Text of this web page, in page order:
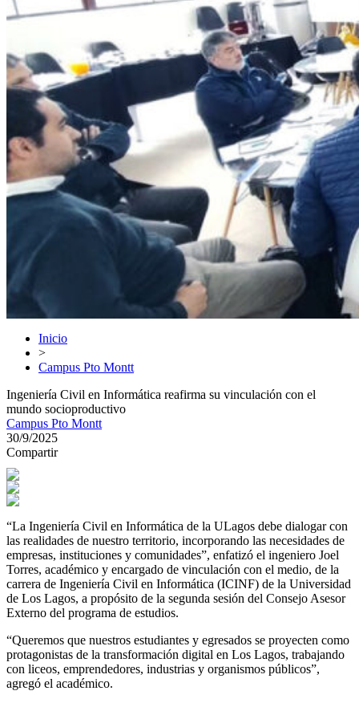
Inicio
>
Campus Pto Montt
Ingeniería Civil en Informática reafirma su vinculación con el
mundo socioproductivo
Campus Pto Montt
30/9/2025
Compartir
“La Ingeniería Civil en Informática de la ULagos debe dialogar con
las realidades de nuestro territorio, incorporando las necesidades de
empresas, instituciones y comunidades”, enfatizó el ingeniero Joel
Torres, académico y encargado de vinculación con el medio, de la
carrera de Ingeniería Civil en Informática (ICINF) de la Universidad
de Los Lagos, a propósito de la segunda sesión del Consejo Asesor
Externo del programa de estudios.
“Queremos que nuestros estudiantes y egresados se proyecten como
protagonistas de la transformación digital en Los Lagos, trabajando
con liceos, emprendedores, industrias y organismos públicos”,
agregó el académico.